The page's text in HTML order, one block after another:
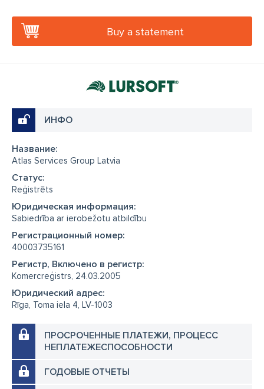
Buy a statement
ИНФО
Название:
Atlas Services Group Latvia
Cтатус:
Reģistrēts
Юридическая информация:
Sabiedrība ar ierobežotu atbildību
Регистрационный номер:
40003735161
Регистр, Включено в регистр:
Komercreģistrs, 24.03.2005
Юридический адрес:
Rīga, Toma iela 4, LV-1003
ПРОСРОЧЕННЫЕ ПЛАТЕЖИ, ПРОЦЕСС
НЕПЛАТЕЖЕСПОСОБНОСТИ
ГОДОВЫЕ ОТЧЕТЫ